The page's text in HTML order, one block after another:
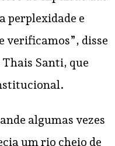
perplexidade e
verificamos”, disse
Santi, que
algumas vezes
um rio cheio de